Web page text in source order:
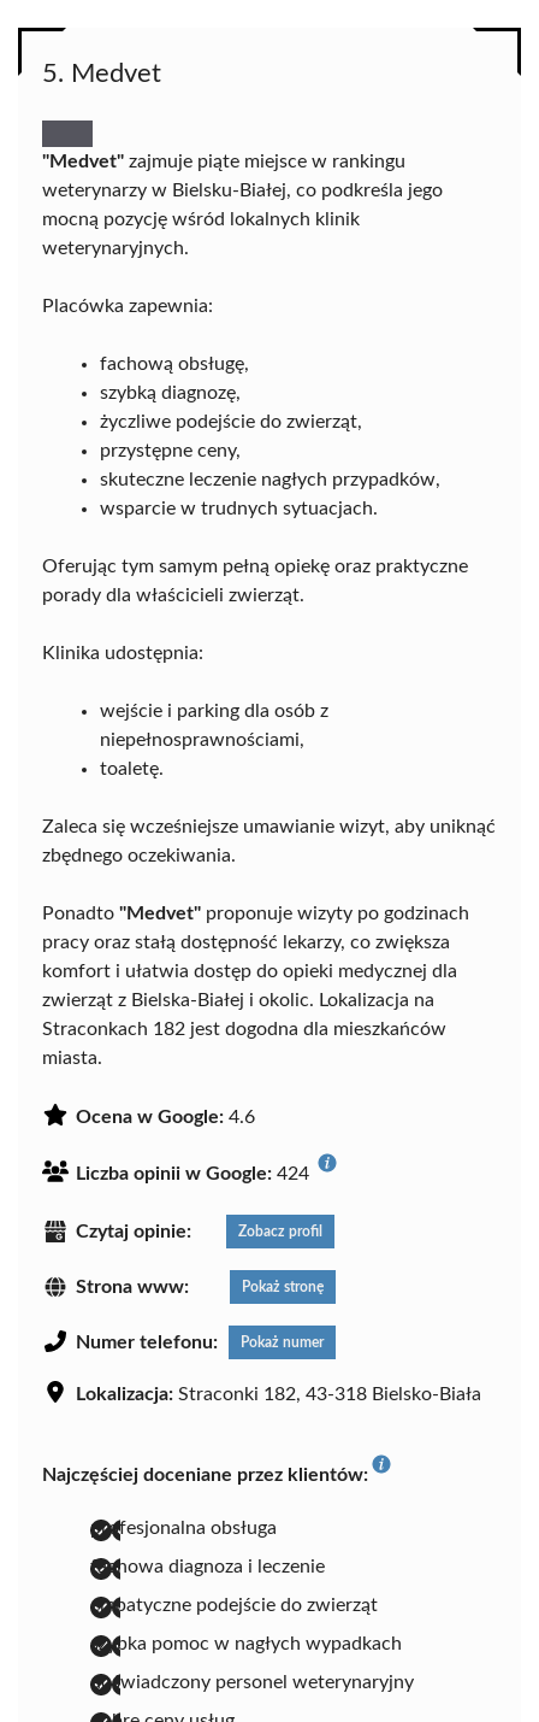
5. Medvet
"Medvet" zajmuje piąte miejsce w rankingu
weterynarzy w Bielsku-Białej, co podkreśla jego
mocną pozycję wśród lokalnych klinik
weterynaryjnych.
Placówka zapewnia:
fachową obsługę,
szybką diagnozę,
życzliwe podejście do zwierząt,
przystępne ceny,
skuteczne leczenie nagłych przypadków,
wsparcie w trudnych sytuacjach.
Oferując tym samym pełną opiekę oraz praktyczne
porady dla właścicieli zwierząt.
Klinika udostępnia:
wejście i parking dla osób z
niepełnosprawnościami,
toaletę.
Zaleca się wcześniejsze umawianie wizyt, aby uniknąć
zbędnego oczekiwania.
Ponadto "Medvet" proponuje wizyty po godzinach
pracy oraz stałą dostępność lekarzy, co zwiększa
komfort i ułatwia dostęp do opieki medycznej dla
zwierząt z Bielska-Białej i okolic. Lokalizacja na
Straconkach 182 jest dogodna dla mieszkańców
miasta.
Ocena w Google: 4.6
Liczba opinii w Google: 424
Czytaj opinie: Zobacz profil
Strona www: Pokaż stronę
Numer telefonu: Pokaż numer
Lokalizacja: Straconki 182, 43-318 Bielsko-Biała
Najczęściej doceniane przez klientów:
profesjonalna obsługa
fachowa diagnoza i leczenie
empatyczne podejście do zwierząt
szybka pomoc w nagłych wypadkach
doświadczony personel weterynaryjny